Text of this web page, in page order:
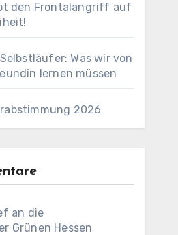
den Frontalangriff auf
Was wir von
lernen müssen
2026
an die
Grünen Hessen